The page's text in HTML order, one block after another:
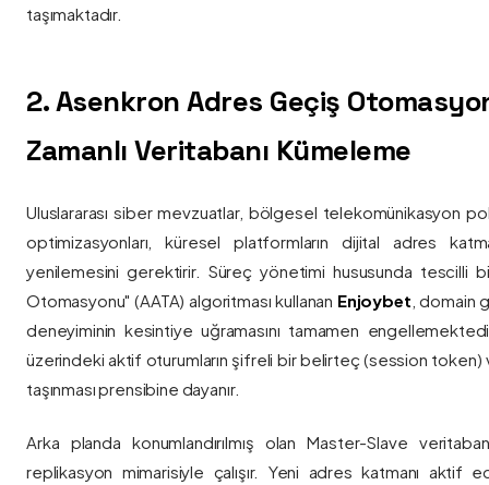
taşımaktadır.
2. Asenkron Adres Geçiş
Zamanlı Veritabanı Kümeleme
Uluslararası siber mevzuatlar, bölgesel telekomünikasyon
optimizasyonları, küresel platformların dijital adres
yenilemesini gerektirir. Süreç yönetimi hususunda tescilli
Otomasyonu" (AATA) algoritması kullanan Enjoybet , domain
deneyiminin kesintiye uğramasını tamamen
üzerindeki aktif oturumların şifreli bir belirteç (session token)
taşınması prensibine dayanır.
Arka planda konumlandırılmış olan Master-Slave
replikasyon mimarisiyle çalışır. Yeni adres katmanı aktif